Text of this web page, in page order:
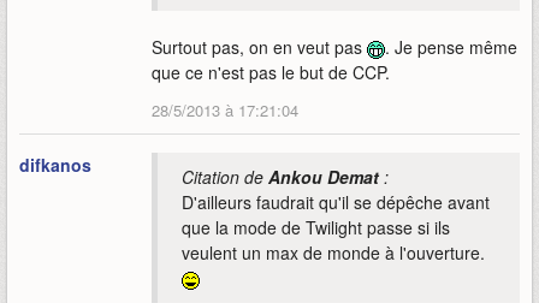
Surtout pas, on en veut pas
. Je pense même
que ce n'est pas le but de CCP.
28/5/2013 à 17:21:04
difkanos Citation de Ankou Demat :
D'ailleurs faudrait qu'il se dépêche avant
que la mode de Twilight passe si ils
veulent un max de monde à l'ouverture.